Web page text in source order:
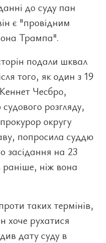
до суду пан
є "провідним
Трампа".
подали шквал
того, як один з 19
Чесбро,
розгляду,
округу
попросила суддю
засідання на 23
раніше, ніж вона
таких термінів,
хоче рухатися
дату суду в